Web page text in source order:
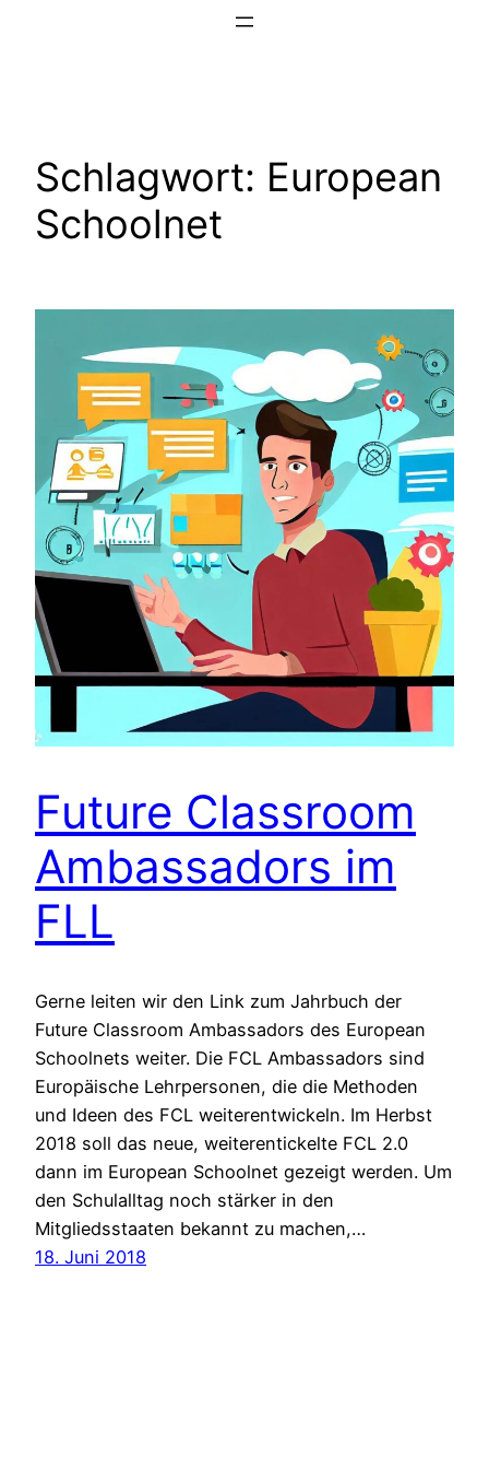
Schlagwort: European
Schoolnet
Future Classroom
Ambassadors im
FLL
Gerne leiten wir den Link zum Jahrbuch der
Future Classroom Ambassadors des European
Schoolnets weiter. Die FCL Ambassadors sind
Europäische Lehrpersonen, die die Methoden
und Ideen des FCL weiterentwickeln. Im Herbst
2018 soll das neue, weiterentickelte FCL 2.0
dann im European Schoolnet gezeigt werden. Um
den Schulalltag noch stärker in den
Mitgliedsstaaten bekannt zu machen,…
18. Juni 2018